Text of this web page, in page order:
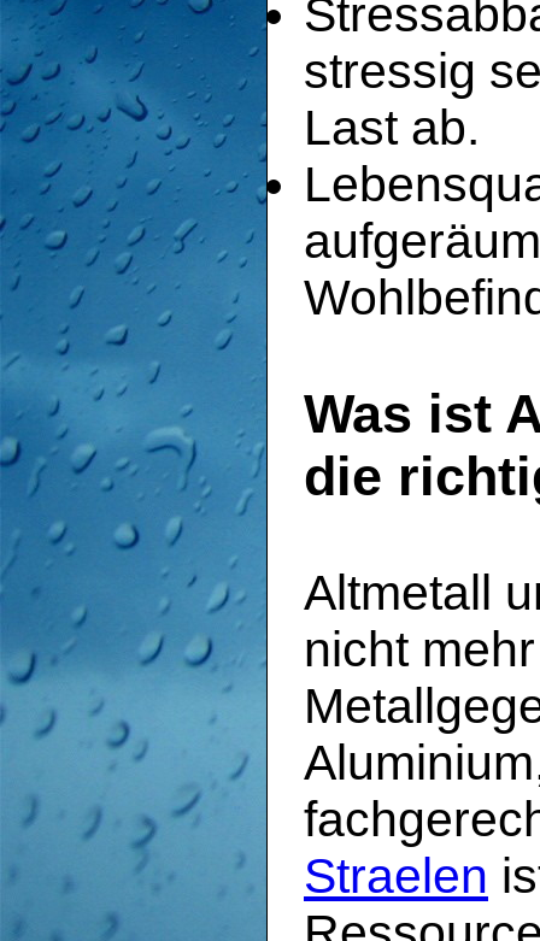
stressig
Last ab.
Was ist
die
Altmetall
nicht
Straelen